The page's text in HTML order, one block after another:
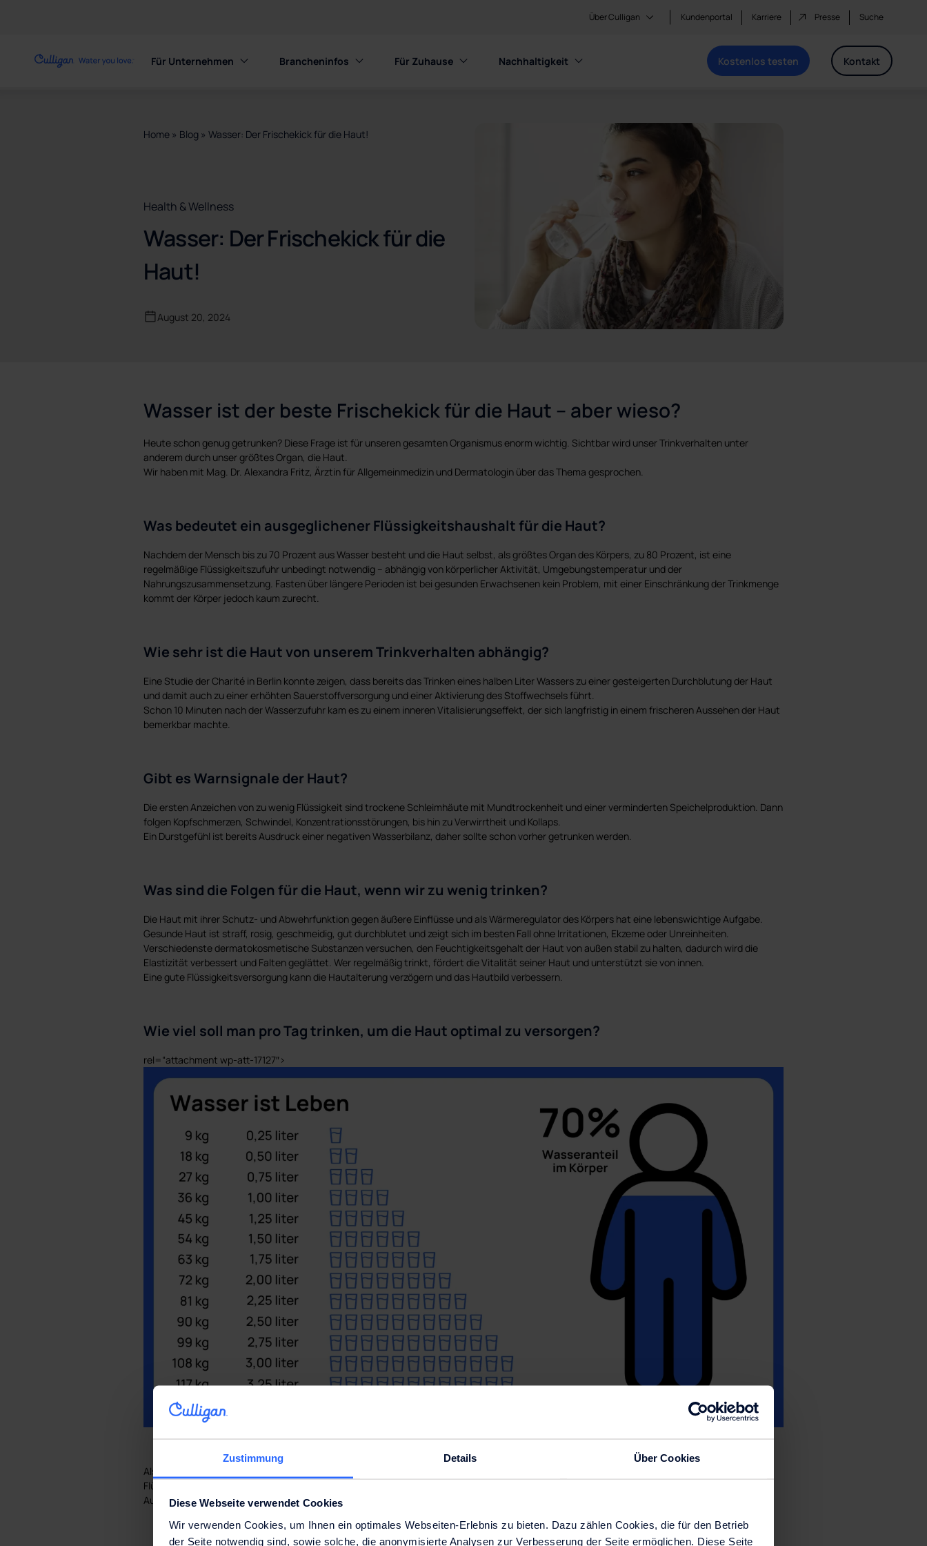
Zustimmung Details Über Cookies
Diese Webseite verwendet Cookies
Wir verwenden Cookies, um Ihnen ein optimales Webseiten-Erlebnis zu bieten. Dazu zählen Cookies, die für den Betrieb
der Seite notwendig sind, sowie solche, die anonymisierte Analysen zur Verbesserung der Seite ermöglichen. Diese Seite
Über Culligan Kundenportal Karriere Presse Suche
Für Unternehmen Brancheninfos Für Zuhause Nachhaltigkeit Kostenlos testen Kontakt
Home » Blog » Wasser: Der Frischekick für die Haut!
Health & Wellness
Wasser: Der Frischekick für die
Haut!
August 20, 2024
Wasser ist der beste Frischekick für die Haut – aber wieso?
Heute schon genug getrunken? Diese Frage ist für unseren gesamten Organismus enorm wichtig. Sichtbar wird unser Trinkverhalten unter
anderem durch unser größtes Organ, die Haut.
Wir haben mit Mag. Dr. Alexandra Fritz, Ärztin für Allgemeinmedizin und Dermatologin über das Thema gesprochen.
Was bedeutet ein ausgeglichener Flüssigkeitshaushalt für die Haut?
Nachdem der Mensch bis zu 70 Prozent aus Wasser besteht und die Haut selbst, als größtes Organ des Körpers, zu 80 Prozent, ist eine
regelmäßige Flüssigkeitszufuhr unbedingt notwendig – abhängig von körperlicher Aktivität, Umgebungstemperatur und der
Nahrungszusammensetzung. Fasten über längere Perioden ist bei gesunden Erwachsenen kein Problem, mit einer Einschränkung der Trinkmenge
kommt der Körper jedoch kaum zurecht.
Wie sehr ist die Haut von unserem Trinkverhalten abhängig?
Eine Studie der Charité in Berlin konnte zeigen, dass bereits das Trinken eines halben Liter Wassers zu einer gesteigerten Durchblutung der Haut
und damit auch zu einer erhöhten Sauerstoffversorgung und einer Aktivierung des Stoffwechsels führt.
Schon 10 Minuten nach der Wasserzufuhr kam es zu einem inneren Vitalisierungseffekt, der sich langfristig in einem frischeren Aussehen der Haut
bemerkbar machte.
Gibt es Warnsignale der Haut?
Die ersten Anzeichen von zu wenig Flüssigkeit sind trockene Schleimhäute mit Mundtrockenheit und einer verminderten Speichelproduktion. Dann
folgen Kopfschmerzen, Schwindel, Konzentrationsstörungen, bis hin zu Verwirrtheit und Kollaps.
Ein Durstgefühl ist bereits Ausdruck einer negativen Wasserbilanz, daher sollte schon vorher getrunken werden.
Was sind die Folgen für die Haut, wenn wir zu wenig trinken?
Die Haut mit ihrer Schutz- und Abwehrfunktion gegen äußere Einflüsse und als Wärmeregulator des Körpers hat eine lebenswichtige Aufgabe.
Gesunde Haut ist straff, rosig, geschmeidig, gut durchblutet und zeigt sich im besten Fall ohne Irritationen, Ekzeme oder Unreinheiten.
Verschiedenste dermatokosmetische Substanzen versuchen, den Feuchtigkeitsgehalt der Haut von außen stabil zu halten, dadurch wird die
Elastizität verbessert und Falten geglättet. Wer regelmäßig trinkt, fördert die Vitalität seiner Haut und unterstützt sie von innen.
Eine gute Flüssigkeitsversorgung kann die Hautalterung verzögern und das Hautbild verbessern.
Wie viel soll man pro Tag trinken, um die Haut optimal zu versorgen?
rel=“attachment wp-att-17127″>
Als Richtwert gilt: Gesunde Erwachsene sollten eine Mindestmenge von 1,5 Litern Wasser pro Tag (6 Gläser Wasser) zu sich nehmen. Der
Flüssigkeitsbedarf ist bei körperlicher Aktivität, bei hohen oder sehr niedrigen Temperaturen, bei Fieber, Erbrechen und Durchfall erhöht.
Auch bei sehr salzhaltiger Kost und während der Schwangerschaft und Stillzeit muss mehr Wasser aufgenommen werden.